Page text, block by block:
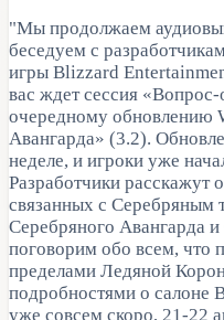
"Мы продолжаем
беседуем с
игры Blizzard
вас ждет сессия
очередному
Авангарда» (3.2).
неделе, и игроки уже
Разработчики расскажут
связанных с Серебряным
Серебряного Авангарда
поговорим обо всем, что
пределами Ледяной
подробностями о салоне
уже совсем скоро, 21-22